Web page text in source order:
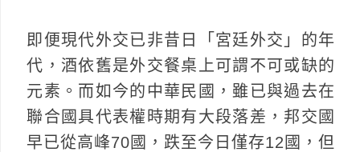
即便現代外交已非昔日「宮廷外交」的年
代，酒依舊是外交餐桌上可謂不可或缺的
元素。而如今的中華民國，雖已與過去在
聯合國具代表權時期有大段落差，邦交國
早已從高峰70國，跌至今日僅存12國，但